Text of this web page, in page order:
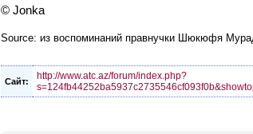
© Jonka
Source: из воспоминаний правнучки Шюкюфя
Сайт:
http://www.atc.az/forum/index.php?